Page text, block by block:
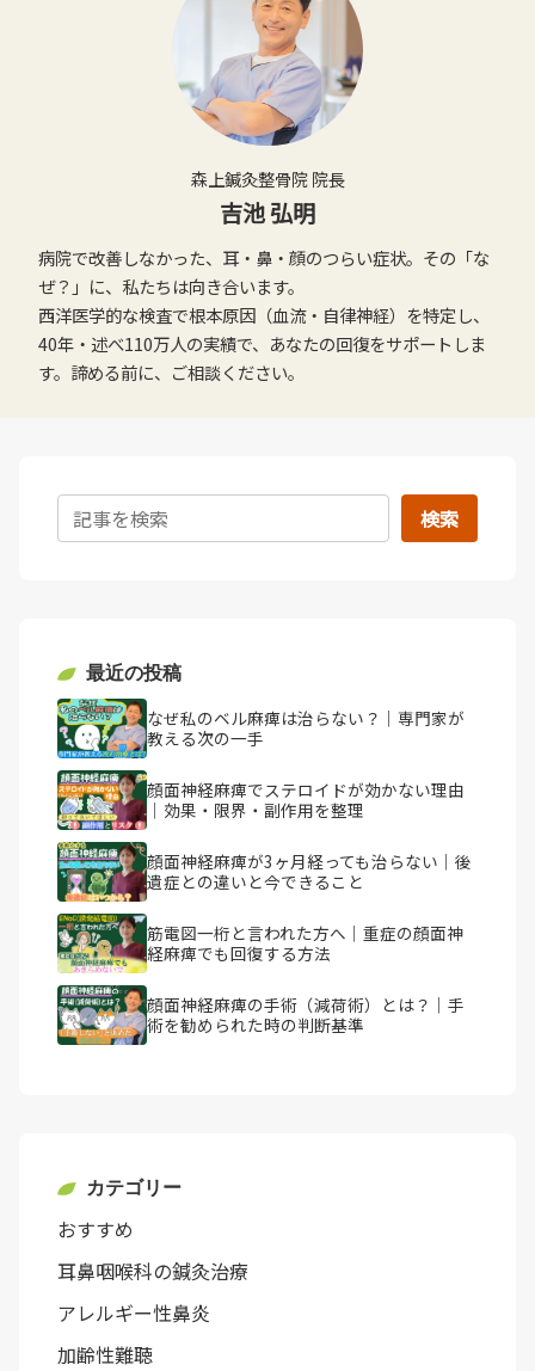
森上鍼灸整骨院 院長
吉池 弘明
病院で改善しなかった、耳・鼻・顔のつらい症状。その「な
ぜ？」に、私たちは向き合います。
西洋医学的な検査で根本原因（血流・自律神経）を特定し、
40年・述べ110万人の実績で、あなたの回復をサポートしま
す。諦める前に、ご相談ください。
検索
最近の投稿
なぜ私のベル麻痺は治らない？｜専門家が
教える次の一手
顔面神経麻痺でステロイドが効かない理由
｜効果・限界・副作用を整理
顔面神経麻痺が3ヶ月経っても治らない｜後
遺症との違いと今できること
筋電図一桁と言われた方へ｜重症の顔面神
経麻痺でも回復する方法
顔面神経麻痺の手術（減荷術）とは？｜手
術を勧められた時の判断基準
カテゴリー
おすすめ
耳鼻咽喉科の鍼灸治療
アレルギー性鼻炎
加齢性難聴